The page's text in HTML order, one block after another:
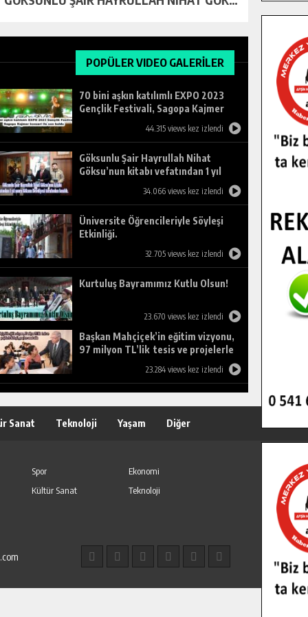
POPÜLER VIDEO GALERİLER
70 bini aşkın katılımlı EXPO 2023
Gençlik Festivali, Sagopa Kajmer
44.315 views kez izlendi
Göksunlu Şair Hayrullah Nihat
Göksu’nun kitabı vefatından 1 yıl
sonra Göksun Belediyesi tarafından
34.066 views kez izlendi
Üniversite Öğrencileriyle Söyleşi
Etkinliği.
32.705 views kez izlendi
Kurtuluş Bayramımız Kutlu Olsun!
23.670 views kez izlendi
Başkan Mahçiçek’in eğitim vizyonu,
97 milyon TL’lik tesis ve projelerle
23.284 views kez izlendi
Sanat Teknoloji Yaşam Diğer
Spor
Ekonomi
Kültür Sanat
Teknoloji